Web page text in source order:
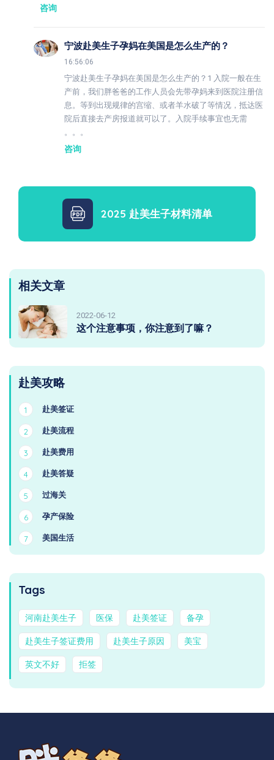
咨询
宁波赴美生子孕妈在美国是怎么生产的？
16:56:06
宁波赴美生子孕妈在美国是怎么生产的？1 入院一般在生
产前，我们胖爸爸的工作人员会先带孕妈来到医院注册信
息。等到出现规律的宫缩、或者羊水破了等情况，抵达医
院后直接去产房报道就可以了。入院手续事宜也无需
。。。
咨询
2025 赴美生子材料清单
相关文章
2022-06-12
这个注意事项，你注意到了嘛？
赴美攻略
1 赴美签证
2 赴美流程
3 赴美费用
4 赴美答疑
5 过海关
6 孕产保险
7 美国生活
Tags
河南赴美生子 医保 赴美签证 备孕
赴美生子签证费用 赴美生子原因 美宝
英文不好 拒签